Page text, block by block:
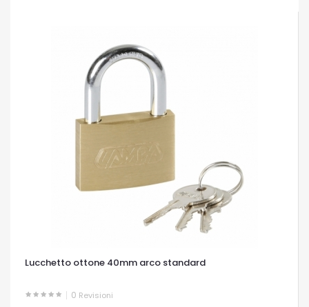
Lucchetto ottone 40mm arco standard
0 Revisioni